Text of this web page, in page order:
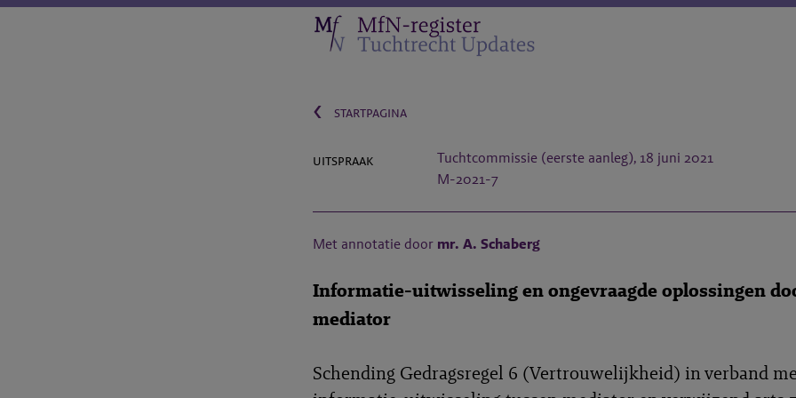
‹ startpagina
uitspraak
Tuchtcommissie (eerste aanleg), 18 juni 2021
M-2021-7
Met annotatie door mr. A. Schaberg
Informatie-uitwisseling en ongevraagde oplossingen
mediator
Schending Gedragsregel 6 (Vertrouwelijkheid) in verband